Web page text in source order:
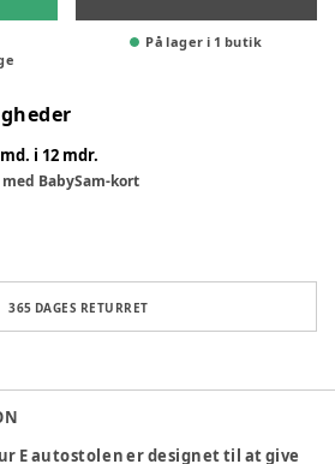
På lager i 1 butik
i 12 mdr.
BabySam-kort
365 DAGES RETURRET
E autostolen er designet til at give